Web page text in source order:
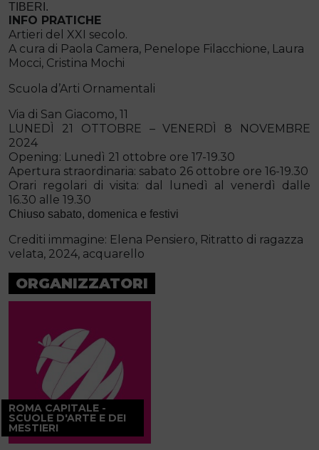
TIBERI.
INFO PRATICHE
Artieri del XXI secolo.
A cura di Paola Camera, Penelope Filacchione, Laura
Mocci, Cristina Mochi
Scuola d’Arti Ornamentali
Via di San Giacomo, 11
LUNEDÌ 21 OTTOBRE – VENERDÌ 8 NOVEMBRE
2024
Opening: Lunedì 21 ottobre ore 17-19.30
Apertura straordinaria: sabato 26 ottobre ore 16-19.30
Orari regolari di visita: dal lunedì al venerdì dalle
16.30 alle 19.30
Chiuso sabato, domenica e festivi
Crediti immagine: Elena Pensiero, Ritratto di ragazza
velata, 2024, acquarello
ORGANIZZATORI
ROMA CAPITALE -
SCUOLE D'ARTE E DEI
MESTIERI